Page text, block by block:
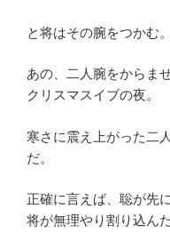
と将はその腕をつかむ
あの、二人腕をからま
クリスマスイブの夜。
寒さに震え上がった二
だ。
正確に言えば、聡が先
将が無理やり割り込ん